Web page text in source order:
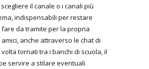
il canale o i canali più
indispensabili per restare
fare da tramite per la propria
anche attraverso le chat di
tornati tra i banchi di scuola, il
servire a stilare eventuali